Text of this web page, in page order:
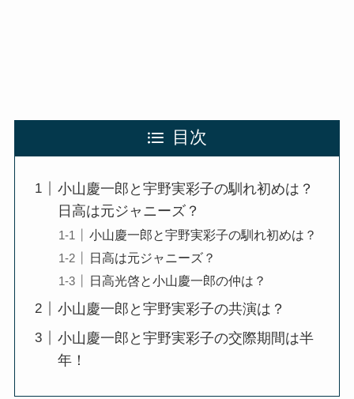
目次
小山慶一郎と宇野実彩子の馴れ初めは？
日高は元ジャニーズ？
小山慶一郎と宇野実彩子の馴れ初めは？
日高は元ジャニーズ？
日高光啓と小山慶一郎の仲は？
小山慶一郎と宇野実彩子の共演は？
小山慶一郎と宇野実彩子の交際期間は半
年！